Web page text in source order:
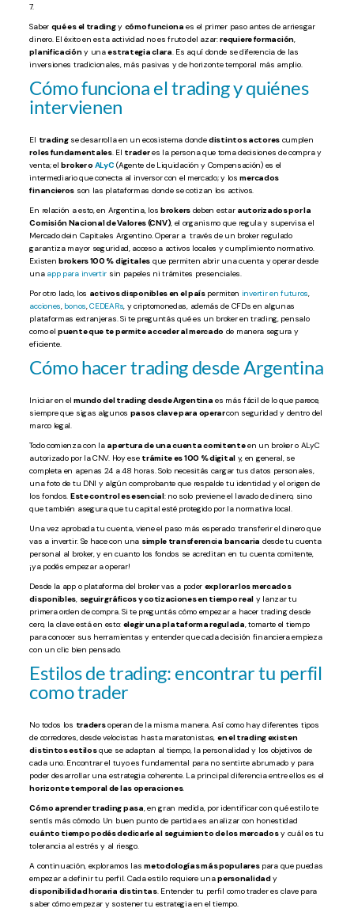
7.
Saber qué es el tradingy cómo funciona es el primer paso antes de arriesgar
dinero. El éxito en esta actividad no es fruto del azar:requiere formación,
planificacióny unaestrategia clara . Es aquí donde se diferencia de las
inversiones tradicionales, más pasivas y de horizonte temporal más amplio.
Cómo funciona el trading y quiénes
intervienen
El tradingse desarrolla en un ecosistema dondedistintos actorescumplen
roles fundamentales. El traderes la persona que toma decisiones de compra y
venta; elbroker o ALyC (Agente de Liquidación y Compensación) es el
intermediario que conecta al inversor con el mercado; y losmercados
financieros son las plataformas donde se cotizan los activos.
En relación a esto, en Argentina, losbrokersdeben estar autorizados por la
Comisión Nacional de Valores (CNV), el organismo que regula y supervisa el
Mercado dein Capitales Argentino. Operar a través de un broker regulado
garantiza mayor seguridad, acceso a activos locales y cumplimiento normativo.
Existenbrokers 100 % digitales que permiten abrir una cuenta y operar desde
una app para invertir sin papeles ni trámites presenciales.
Por otro lado, los activos disponibles en el paíspermiten invertir en futuros
acciones bonos ,CEDEARs , y criptomonedas, además de CFDs en algunas
plataformas extranjeras. Si te preguntás qué es un broker en trading, pensalo
como elpuente que te permite acceder al mercado de manera segura y
eficiente.
Cómo hacer trading desde Argentina
Iniciar en elmundo del trading desde Argentina es más fácil de lo que parece,
siempre que sigas algunos pasos clave para operarcon seguridad y dentro del
marco legal.
Todo comienza con la apertura de una cuenta comitenteen un broker o ALyC
autorizado por la CNV. Hoy ese trámite es 100 % digitaly, en general, se
completa en apenas 24 a 48 horas. Solo necesitás cargar tus datos personales,
una foto de tu DNI y algún comprobante que respalde tu identidad y el origen de
los fondos. Este control es esencial: no solo previene el lavado de dinero, sino
que también asegura que tu capital esté protegido por la normativa local.
Una vez aprobada tu cuenta, viene el paso más esperado: transferir el dinero que
vas a invertir. Se hace con una simple transferencia bancaria desde tu cuenta
personal al broker, y en cuanto los fondos se acreditan en tu cuenta comitente,
¡ya podés empezar a operar!
Desde la app o plataforma del broker vas a poder explorar los mercados
disponibles seguir gráficos y cotizaciones en tiempo real y lanzar tu
primera orden de compra. Si te preguntás cómo empezar a hacer trading desde
cero, la clave está en esto: elegir una plataforma regulada , tomarte el tiempo
para conocer sus herramientas y entender que cada decisión financiera empieza
con un clic bien pensado.
Estilos de trading: encontrar tu perfil
como trader
No todos los tradersoperan de la misma manera. Así como hay diferentes tipos
de corredores, desde velocistas hasta maratonistas, en el trading existen
distintos estilosque se adaptan al tiempo, la personalidad y los objetivos de
cada uno. Encontrar el tuyo es fundamental para no sentirte abrumado y para
poder desarrollar una estrategia coherente. La principal diferencia entre ellos es el
horizonte temporal de las operaciones.
Cómo aprender trading pasa , en gran medida, por identificar con qué estilo te
sentís más cómodo. Un buen punto de partida es analizar con honestidad
cuánto tiempo podés dedicarle al seguimiento de los mercadosy cuál es tu
tolerancia al estrés y al riesgo.
A continuación, exploramos lasmetodologías más popularespara que puedas
empezar a definir tu perfil. Cada estilo requiere unapersonalidady
disponibilidad horaria distintas. Entender tu perfil como trader es clave para
saber cómo empezar y sostener tu estrategia en el tiempo.